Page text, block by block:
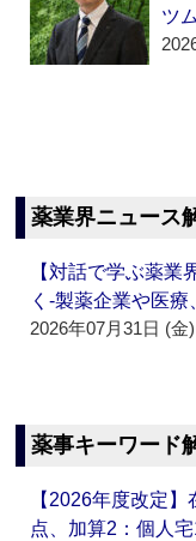
ツ
薬業界ニュース
【対話で学ぶ薬
く‐製薬企業や医
2026年07月31日 (金)
薬事キーワード
【2026年度改定
点、加算2：個人